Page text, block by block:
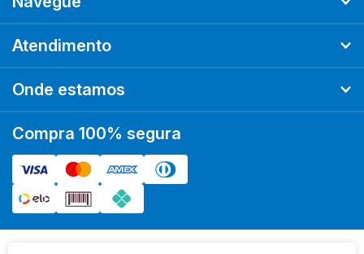
GROK GAMES
GROW
HISTERIA
KRONOS GAMES
MANDALA JOGOS
MEEPLE BR
MEEPLE BR JOGOS
MS JOGOS
OCTO LUDUSTUDIO
Atendimento
Onde estamos
Compra 100% segura